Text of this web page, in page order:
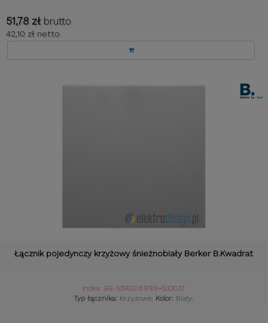
51,78 zł brutto
42,10 zł netto
Łącznik pojedynczy krzyżowy śnieżnobiały Berker B.Kwadrat
Index: BE-5316208999+533037
Typ łącznika: Krzyżowe; Kolor: Biały;